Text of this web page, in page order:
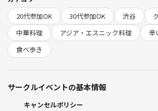
📍双子マーラータン
（葉の野菜、もやし、ゆば、きのこ類、豚肉）
📍スペシャルマーラータン
（葉の野菜、白菜、きのこ類、ゆば、だんご、う
📍野菜マーラータン
店内は清潔感があり、週末でなくても満席になる
20代参加OK
30代参加OK 渋谷
中華料理
アジア・エスニック料理
辛
食べ歩き
サークルイベントの基本情報
キャンセルポリシー